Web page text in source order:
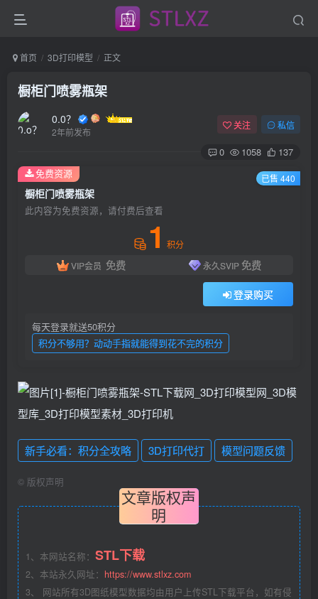
首页 3D打印模型 正文
橱柜门喷雾瓶架
0.0？
2年前发布
关注 私信
0 1058 137
橱柜门喷雾瓶架
此内容为免费资源，请付费后查看
1 积分
VIP会员 免费 永久SVIP 免费
登录购买
每天登录就送50积分
积分不够用？动动手指就能得到花不完的积分
免费资源 已售 440
新手必看：积分全攻略 3D打印代打 模型问题反馈
© 版权声明
文章版权声
明
1、本网站名称： STL下载
2、本站永久网址： https://www.stlxz.com
3、 网站所有3D图纸模型数据均由用户上传STL下载平台，如有侵